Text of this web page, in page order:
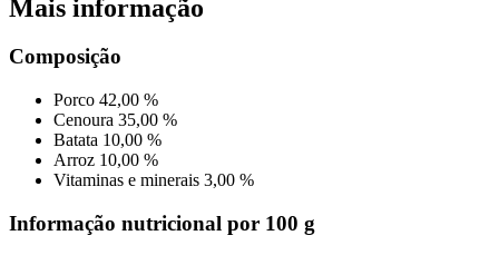
Mais informação
Composição
Porco 42,00 %
Cenoura 35,00 %
Batata 10,00 %
Arroz 10,00 %
Vitaminas e minerais 3,00 %
Informação nutricional por 100 g